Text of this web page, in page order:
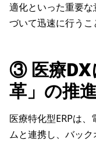
適化といった重要
づいて迅速に行うこ
③ 医療DX
革」の推
医療特化型ERPは
ムと連携し、バック